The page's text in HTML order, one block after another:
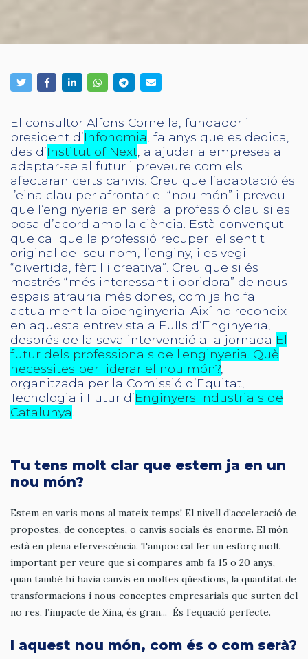
El consultor Alfons Cornella, fundador i
president d’Infonomia , fa anys que es dedica,
des d’Institut of Next , a ajudar a empreses a
adaptar-se al futur i preveure com els
afectaran certs canvis. Creu que l’adaptació és
l’eina clau per afrontar el “nou món” i preveu
que l’enginyeria en serà la professió clau si es
posa d’acord amb la ciència. Està convençut
que cal que la professió recuperi el sentit
original del seu nom, l’enginy, i es vegi
“divertida, fèrtil i creativa”. Creu que si és
mostrés “més interessant i obridora” de nous
espais atrauria més dones, com ja ho fa
actualment la bioenginyeria. Així ho reconeix
en aquesta entrevista a Fulls d’Enginyeria,
després de la seva intervenció a la jornada El
futur dels professionals de l'enginyeria. Què
necessites per liderar el nou món?
organitzada per la Comissió d’Equitat,
Tecnologia i Futur d’Enginyers Industrials de
Catalunya
Tu tens molt clar que estem ja en un
nou món?
Estem en varis mons al mateix temps! El nivell d’acceleració de
propostes, de conceptes, o canvis socials és enorme. El món
està en plena efervescència. Tampoc cal fer un esforç molt
important per veure que si compares amb fa 15 o 20 anys,
quan també hi havia canvis en moltes qüestions, la quantitat de
transformacions i nous conceptes empresarials que surten del
no res, l’impacte de Xina, és gran... És l’equació perfecte.
I aquest nou món, com és o com serà?